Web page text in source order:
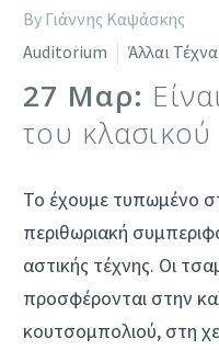
By Γιάννης Καψάσκης
Auditorium
Άλλαι
27 Μαρ:
του
Το έχουμε τυπωμένο
περιθωριακή
αστικής τέχνης. Οι
προσφέρονται στην
κουτσομπολιού, στη